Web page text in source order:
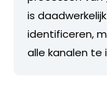
is
identificeren,
alle kanalen te